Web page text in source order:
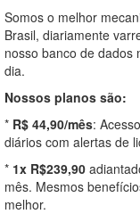
Somos o melhor
Brasil, diariamente
nosso banco de dados
dia.
Nossos planos são:
* R$ 44,90/mês:
diários com alertas de
* 1x R$239,90
mês. Mesmos
melhor.